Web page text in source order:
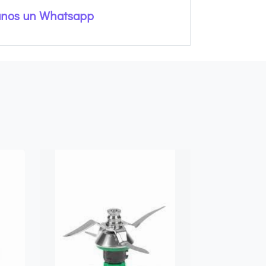
un Whatsapp